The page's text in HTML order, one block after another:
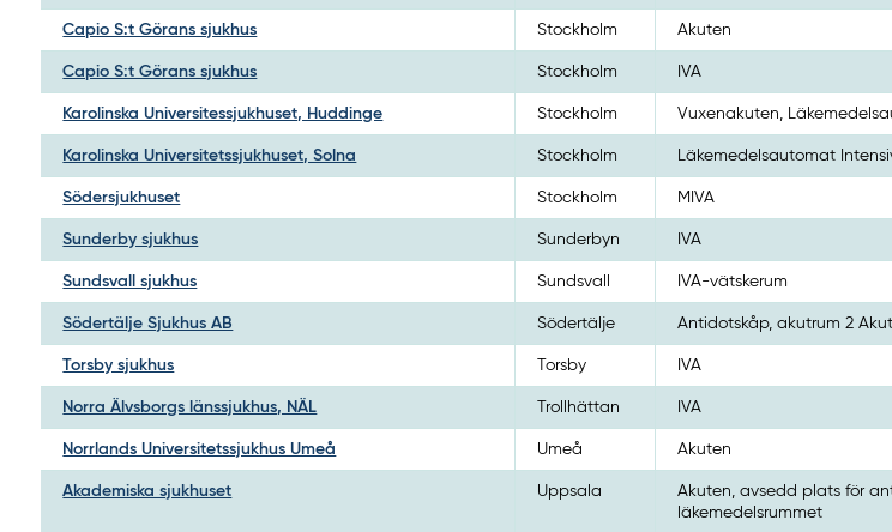
Capio S:t Görans sjukhus Stockholm Akuten
Capio S:t Görans sjukhus Stockholm IVA
Karolinska Universitessjukhuset, Huddinge Stockholm Vuxenakuten,
Karolinska Universitetssjukhuset, Solna Stockholm Läkemedelsautomat
Södersjukhuset Stockholm MIVA
Sunderby sjukhus Sunderbyn IVA
Sundsvall sjukhus Sundsvall IVA-vätskerum
Södertälje Sjukhus AB Södertälje Antidotskåp, akutrum 2
Torsby sjukhus Torsby IVA
Norra Älvsborgs länssjukhus, NÄL Trollhättan IVA
Norrlands Universitetssjukhus Umeå Umeå Akuten
Akademiska sjukhuset Uppsala
Akuten, avsedd plats för
läkemedelsrummet